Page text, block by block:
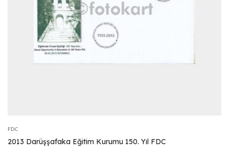
FDC
2013 Darüşşafaka Eğitim Kurumu 150. Yıl FDC